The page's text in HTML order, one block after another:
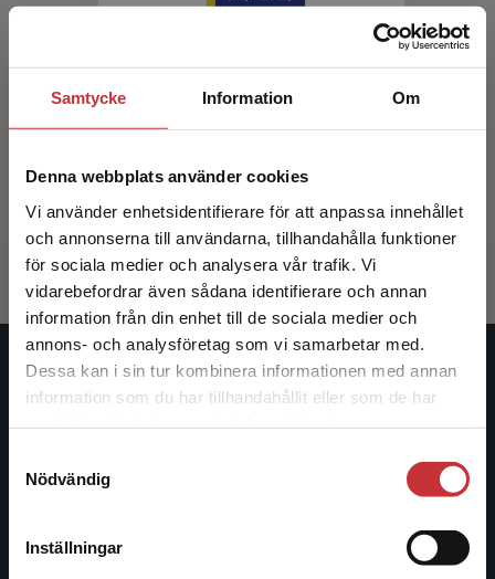
Samtycke Information Om
Denna webbplats använder cookies
Vi använder enhetsidentifierare för att anpassa innehållet
och annonserna till användarna, tillhandahålla funktioner
för sociala medier och analysera vår trafik. Vi
vidarebefordrar även sådana identifierare och annan
information från din enhet till de sociala medier och
annons- och analysföretag som vi samarbetar med.
Dessa kan i sin tur kombinera informationen med annan
information som du har tillhandahållit eller som de har
Nödvändig
Inställningar
Begränsad fraktregion
Det verkar som att du besöker
studentlitteratur.se via en enhet utanför Sverige.
Vi erbjuder inte leveranser utanför Sverige. För
att kunna slutföra ett köp måste
Specialpedagogisk forskning
Ahlberg, Ann (red.)
419 krinkl. moms
Exkl. moms: 395 kr
Studentlitteratur
Studentlitteratur grundades 1963 och är idag Sveriges
ledande utbildningsförlag. Med läromedel, kurslitteratur,
facklitteratur, utbildningar och digitala
längs hela kunskapsresan.